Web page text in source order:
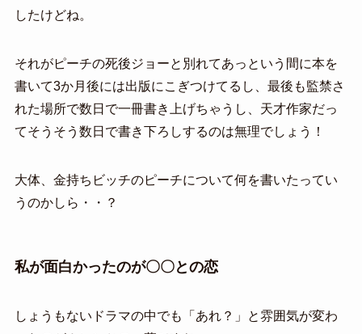
したけどね。
それがピーチの死後ジョーと別れてあっという間に本を
書いて3か月後には出版にこぎつけてるし、最後も監禁さ
れた場所で数日で一冊書き上げちゃうし、天才作家だっ
てそうそう数日で書き下ろしするのは無理でしょう！
大体、金持ちビッチのピーチについて何を書いたってい
うのかしら・・？
私が面白かったのが〇〇との恋
しょうもないドラマの中でも「あれ？」と雰囲気が変わ